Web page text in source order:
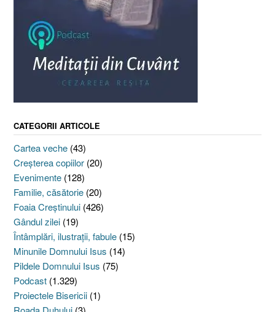
CATEGORII ARTICOLE
Cartea veche (43)
Creşterea copiilor (20)
Evenimente (128)
Familie, căsătorie (20)
Foaia Creştinului (426)
Gândul zilei (19)
Întâmplări, ilustraţii, fabule (15)
Minunile Domnului Isus (14)
Pildele Domnului Isus (75)
Podcast (1.329)
Proiectele Bisericii (1)